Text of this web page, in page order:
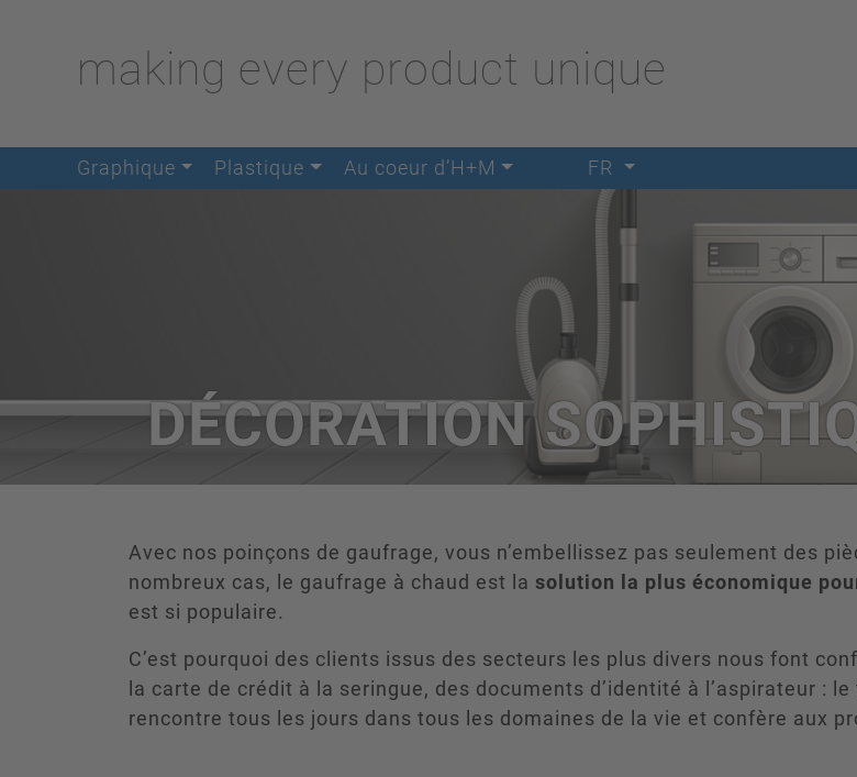
making every product unique
Graphique Plastique Au coeur d’H+M FR
DÉCORATION
Avec nos poinçons de gaufrage, vous n’embellissez pas seulement des
nombreux cas, le gaufrage à chaud est la solution la plus économique
est si populaire.
C’est pourquoi des clients issus des secteurs les plus divers nous font
la carte de crédit à la seringue, des documents d’identité à l’aspirateur :
rencontre tous les jours dans tous les domaines de la vie et confère aux